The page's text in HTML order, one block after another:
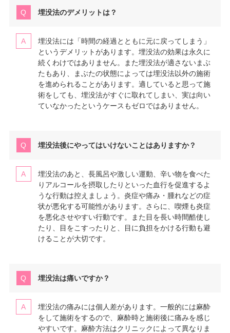
埋没法のデメリットは？
埋没法には「時間の経過とともに元に戻ってしまう」
というデメリットがあります。埋没法の効果は永久に
続くわけではありません。また埋没法が適さないまぶ
たもあり、まぶたの状態によっては埋没法以外の施術
を進められることがあります。適していると思って施
術をしても、埋没法がすぐに取れてしまい、実は向い
ていなかったというケースもゼロではありません。
埋没法後にやってはいけないことはありますか？
埋没法のあと、長風呂や激しい運動、辛い物を食べた
りアルコールを摂取したりといった血行を促進するよ
うな行動は控えましょう。炎症や痛み・腫れなどの症
状が悪化する可能性があります。さらに、喫煙も炎症
を悪化させやすい行動です。また目を長い時間酷使し
たり、目をこすったりと、目に負担をかける行動も避
けることが大切です。
埋没法は痛いですか？
埋没法の痛みには個人差があります。一般的には麻酔
をして施術をするので、麻酔時と施術後に痛みを感じ
やすいです。麻酔方法はクリニックによって異なりま